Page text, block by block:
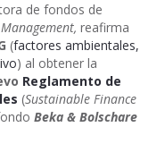
de fondos de
reafirma
(factores ambientales,
) al obtener la
Reglamento de
(Sustainable Finance
Beka & Bolschare